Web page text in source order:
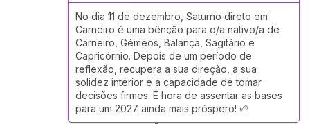
No dia 11 de dezembro, Saturno direto em
Carneiro é uma bênção para o/a nativo/a de
Carneiro, Gémeos, Balança, Sagitário e
Capricórnio. Depois de um período de
reflexão, recupera a sua direção, a sua
solidez interior e a capacidade de tomar
decisões firmes. É hora de assentar as bases
para um 2027 ainda mais próspero! 🌱